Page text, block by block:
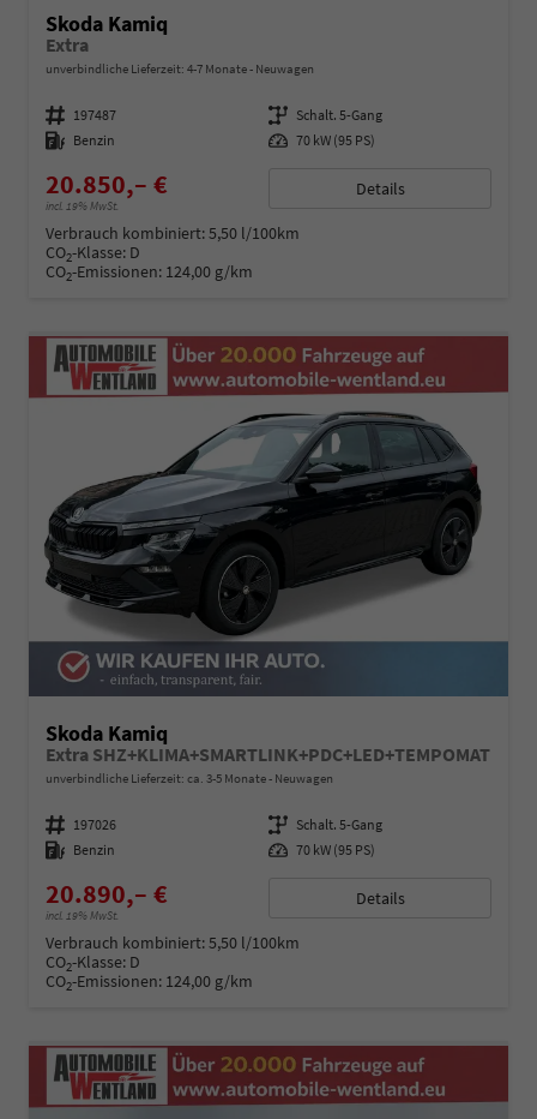
Skoda Kamiq
Extra
unverbindliche Lieferzeit: 4-7 Monate Neuwagen
Fahrzeugnummer 197487 Getriebe Schalt. 5-Gang
Kraftstoff Benzin Leistung 70 kW (95 PS)
20.850,– €
incl. 19% MwSt.
Details
Verbrauch kombiniert:5,50 l/100km
CO2-Klasse: D
CO2-Emissionen: 124,00 g/km
Skoda Kamiq
Extra SHZ+KLIMA+SMARTLINK+PDC+LED+TEMPOMAT
unverbindliche Lieferzeit: ca. 3-5 Monate Neuwagen
Fahrzeugnummer 197026 Getriebe Schalt. 5-Gang
Kraftstoff Benzin Leistung 70 kW (95 PS)
20.890,– €
incl. 19% MwSt.
Details
Verbrauch kombiniert:5,50 l/100km
CO2-Klasse: D
CO2-Emissionen: 124,00 g/km